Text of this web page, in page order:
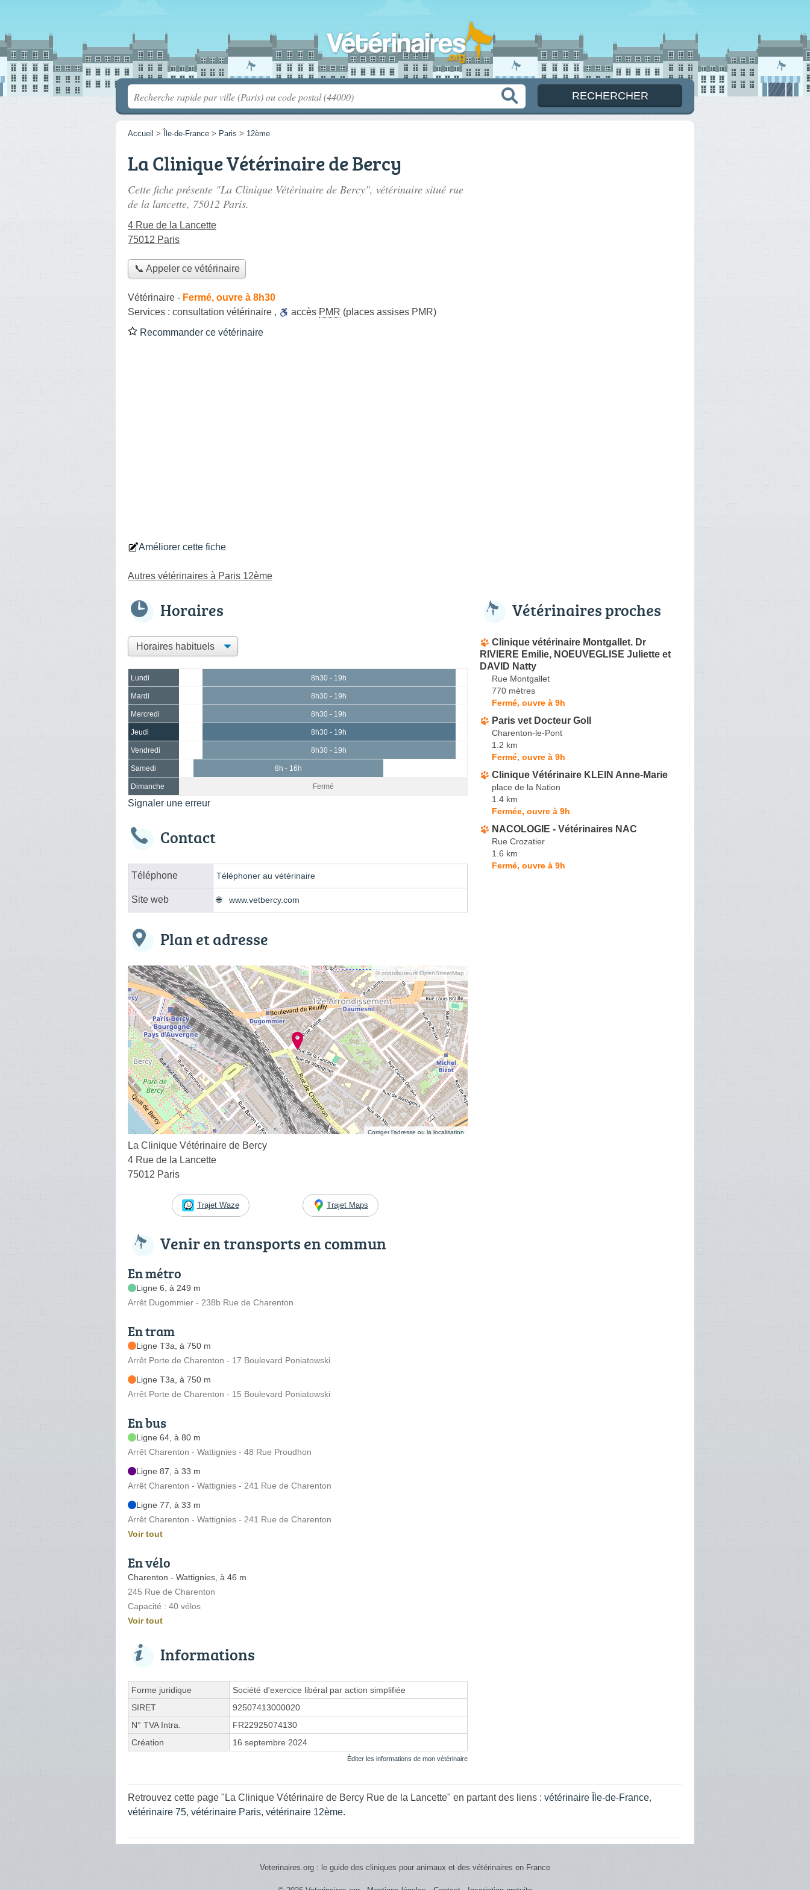
Accueil > Île-de-France > Paris > 12ème
La Clinique Vétérinaire de Bercy
Cette fiche présente "La Clinique Vétérinaire de Bercy", vétérinaire situé rue
de la lancette, 75012 Paris.
4 Rue de la Lancette
75012 Paris
📞 Appeler ce vétérinaire
Vétérinaire - Fermé, ouvre à 8h30
Services : consultation vétérinaire , accès PMR (places assises PMR)
Recommander ce vétérinaire
Améliorer cette fiche
Autres vétérinaires à Paris 12ème
Horaires
Lundi 8h30 - 19h
Mardi 8h30 - 19h
Mercredi 8h30 - 19h
Jeudi 8h30 - 19h
Vendredi 8h30 - 19h
Samedi 8h - 16h
Dimanche Fermé
Signaler une erreur
Contact
Téléphone Téléphoner au vétérinaire
Site web www.vetbercy.com
Plan et adresse
© contributeurs OpenStreetMap
Corriger l’adresse ou la localisation
La Clinique Vétérinaire de Bercy
4 Rue de la Lancette
75012 Paris
Trajet Waze Trajet Maps
Venir en transports en commun
En métro
Ligne 6, à 249 m
Arrêt Dugommier - 238b Rue de Charenton
En tram
Ligne T3a, à 750 m
Arrêt Porte de Charenton - 17 Boulevard Poniatowski
Ligne T3a, à 750 m
Arrêt Porte de Charenton - 15 Boulevard Poniatowski
En bus
Ligne 64, à 80 m
Arrêt Charenton - Wattignies - 48 Rue Proudhon
Ligne 87, à 33 m
Arrêt Charenton - Wattignies - 241 Rue de Charenton
Ligne 77, à 33 m
Arrêt Charenton - Wattignies - 241 Rue de Charenton
Voir tout
En vélo
Charenton - Wattignies, à 46 m
245 Rue de Charenton
Capacité : 40 vélos
Voir tout
Informations
Forme juridique
Société d'exercice libéral par action simplifiée
SIRET
92507413000020
N° TVA Intra.
FR22925074130
Création
16 septembre 2024
Éditer les informations de mon vétérinaire
Vétérinaires proches
Clinique vétérinaire Montgallet. Dr
RIVIERE Emilie, NOEUVEGLISE Juliette et
DAVID Natty
Rue Montgallet
770 mètres
Fermé, ouvre à 9h
Paris vet Docteur Goll
Charenton-le-Pont
1.2 km
Fermé, ouvre à 9h
Clinique Vétérinaire KLEIN Anne-Marie
place de la Nation
1.4 km
Fermée, ouvre à 9h
NACOLOGIE - Vétérinaires NAC
Rue Crozatier
1.6 km
Fermé, ouvre à 9h
Retrouvez cette page "La Clinique Vétérinaire de Bercy Rue de la Lancette" en partant des liens : vétérinaire Île-de-France,
vétérinaire 75, vétérinaire Paris, vétérinaire 12ème.
Veterinaires.org : le guide des cliniques pour animaux et des vétérinaires en France